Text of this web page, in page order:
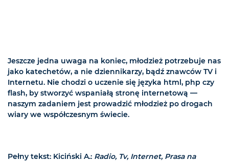
Jeszcze jedna uwaga na koniec, młodzież potrzebuje nas
jako katechetów, a nie dziennikarzy, bądź znawców TV i
Internetu. Nie chodzi o uczenie się języka html, php czy
flash, by stworzyć wspaniałą stronę internetową —
naszym zadaniem jest prowadzić młodzież po drogach
wiary we współczesnym świecie.
Pełny tekst: Kiciński A.: Radio, Tv, Internet, Prasa na